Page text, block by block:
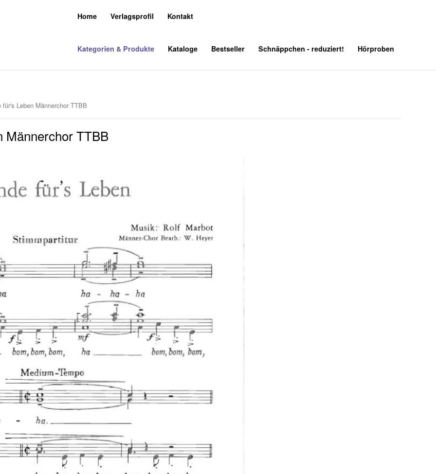
Home Verlagsprofil Kontakt
Kategorien & Produkte Kataloge Bestseller Schnäppchen - reduziert! Hörproben
Leben Männerchor TTBB
Männerchor TTBB